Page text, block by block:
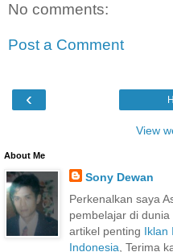
No comments:
Post a Comment
‹
View
About Me
Sony Dewan
Perkenalkan saya
pembelajar di
artikel penting Iklan
Indonesia, Terima